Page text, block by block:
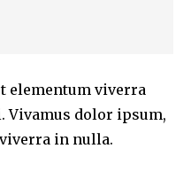
elementum viverra
Vivamus dolor ipsum,
in nulla.